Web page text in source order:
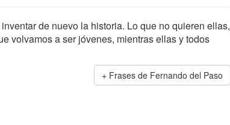
de nuevo la historia. Lo que no quieren ellas,
volvamos a ser jóvenes, mientras ellas y todos
Frases de Fernando del Paso